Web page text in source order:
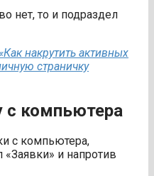
нет, то и подраздел
«Как накрутить активных
страничку
с компьютера
с компьютера,
«Заявки» и напротив